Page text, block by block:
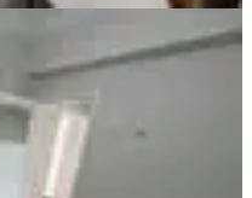
Adliye Civarı Satılık
26.07.2026